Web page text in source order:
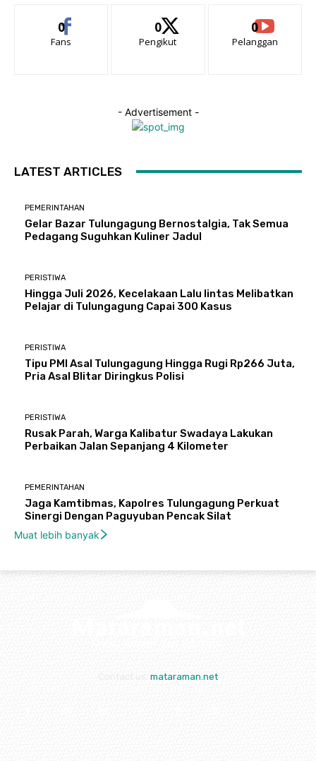
0
Fans
0
Pengikut
0
Pelanggan
- Advertisement -
LATEST ARTICLES
PEMERINTAHAN
Gelar Bazar Tulungagung Bernostalgia, Tak Semua
Pedagang Suguhkan Kuliner Jadul
PERISTIWA
Hingga Juli 2026, Kecelakaan Lalu lintas Melibatkan
Pelajar di Tulungagung Capai 300 Kasus
PERISTIWA
Tipu PMI Asal Tulungagung Hingga Rugi Rp266 Juta,
Pria Asal Blitar Diringkus Polisi
PERISTIWA
Rusak Parah, Warga Kalibatur Swadaya Lakukan
Perbaikan Jalan Sepanjang 4 Kilometer
PEMERINTAHAN
Jaga Kamtibmas, Kapolres Tulungagung Perkuat
Sinergi Dengan Paguyuban Pencak Silat
Muat lebih banyak
mataraman.net